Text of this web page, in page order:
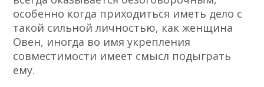
особенно когда приходиться иметь дело с
такой сильной личностью, как женщина
Овен, иногда во имя укрепления
совместимости имеет смысл подыграть
ему.